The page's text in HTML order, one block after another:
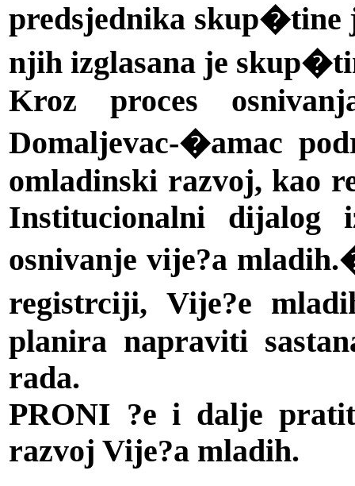
predsjednika skup�tine
njih izglasana je
Kroz proces
Domaljevac-�amac
omladinski razvoj, kao
Institucionalni dijalog
osnivanje vije?a
registrciji, Vije?e
planira napraviti
rada.
PRONI ?e i dalje
razvoj Vije?a mladih.